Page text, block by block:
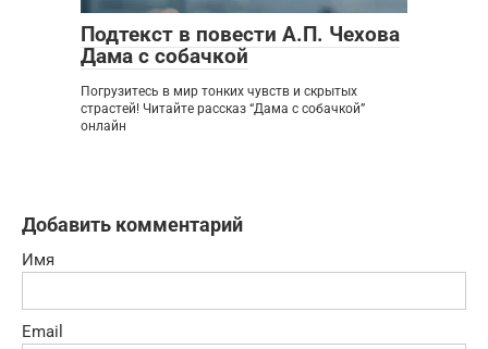
Подтекст в повести А.П. Чехова
Дама с собачкой
Погрузитесь в мир тонких чувств и скрытых
страстей! Читайте рассказ “Дама с собачкой”
онлайн
Добавить комментарий
Имя
Email